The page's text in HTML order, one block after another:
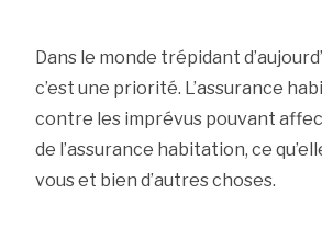
Dans le monde trépidant
c’est une priorité. L’assurance
contre les imprévus pouvant
de l’assurance habitation, ce
vous et bien d’autres choses.